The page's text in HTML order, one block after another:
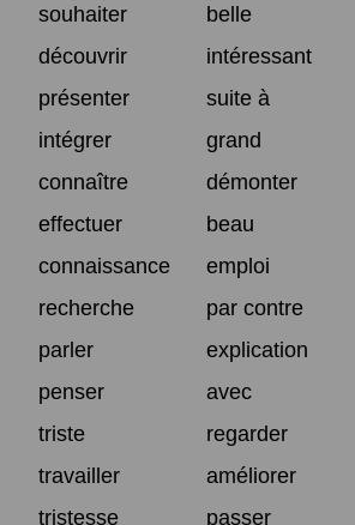
souhaiter
belle
découvrir
intéressant
présenter
suite à
intégrer
grand
connaître
démonter
effectuer
beau
connaissance
emploi
recherche
par contre
parler
explication
penser
avec
triste
regarder
travailler
améliorer
tristesse
passer